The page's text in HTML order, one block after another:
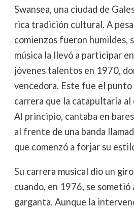
Swansea, una ciudad de
rica tradición cultural. A
comienzos fueron humildes,
música la llevó a participar
jóvenes talentos en 1970,
vencedora. Este fue el
carrera que la catapultaría
Al principio, cantaba en
al frente de una banda
que comenzó a forjar su
Su carrera musical dio un
cuando, en 1976, se sometió
garganta. Aunque la